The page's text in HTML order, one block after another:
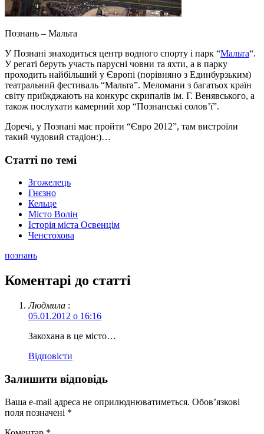
Познань – Мальта
У Познані знаходиться центр водного спорту і парк “Мальта“.
У регаті беруть участь парусні човни та яхти, а в парку
проходить найбільший у Європі (порівняно з Единбурзьким)
театральний фестиваль “Мальта”. Меломани з багатьох країн
світу приїжджають на конкурс скрипалів ім. Г. Венявського, а
також послухати камерний хор “Познанські солов’ї”.
Доречі, у Познані має пройти “Євро 2012”, там вистроїли
такий чудовий стадіон:)…
Статті по темі
Згожелець
Гнєзно
Кельце
Місто Волін
Історія міста Освенцім
Ченстохова
познань
Коментарі до статті
Людмила :
05.01.2012 о 16:16
Закохана в це місто…
Відповіcти
Залишити відповідь
Ваша e-mail адреса не оприлюднюватиметься. Обов’язкові
поля позначені *